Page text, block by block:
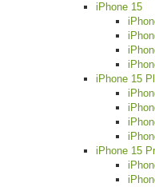
iPhone 15
iPhone 15
iPhone 15